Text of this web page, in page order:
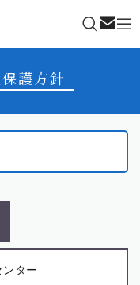
護方針
ター